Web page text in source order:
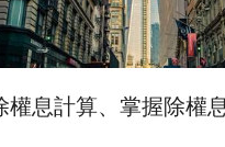
權息計算、掌握除權